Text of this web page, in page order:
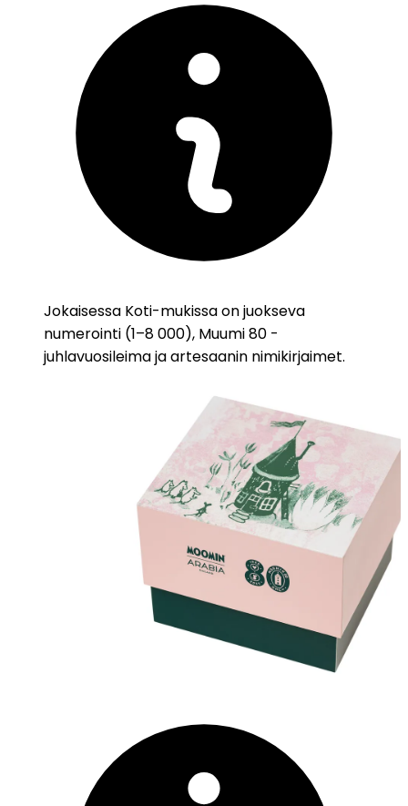
Jokaisessa Koti-mukissa on juokseva
numerointi (1–8 000), Muumi 80 -
juhlavuosileima ja artesaanin nimikirjaimet.